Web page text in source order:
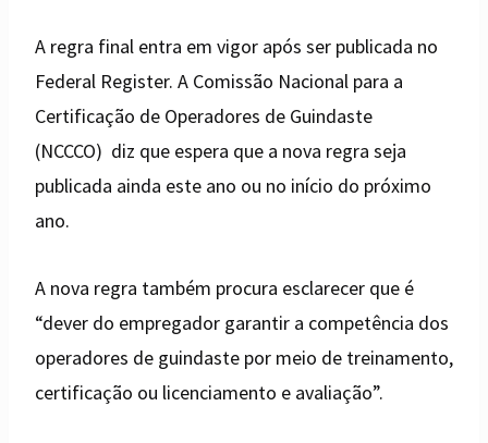
A regra final entra em vigor após ser publicada no
Federal Register. A Comissão Nacional para a
Certificação de Operadores de Guindaste
(NCCCO) diz que espera que a nova regra seja
publicada ainda este ano ou no início do próximo
ano.
A nova regra também procura esclarecer que é
“dever do empregador garantir a competência dos
operadores de guindaste por meio de treinamento,
certificação ou licenciamento e avaliação”.